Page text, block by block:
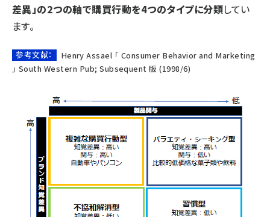
差異」の2つの軸で購買行動を4つのタイプに分類してい
ます。
参考文献：
Henry Assael 「 Consumer Behavior and Marketing
」 South Western Pub; Subsequent 版 (1998/6)